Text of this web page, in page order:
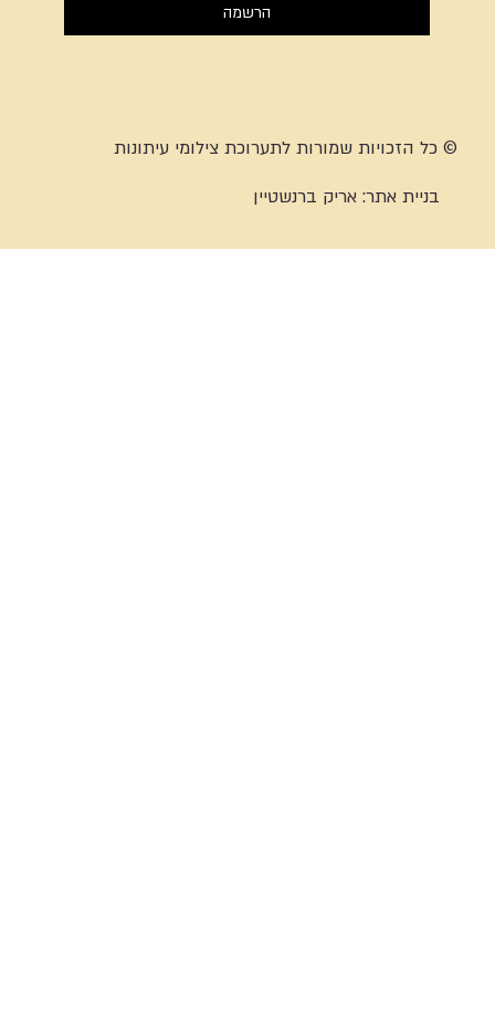
הרשמה
© כל הזכויות שמורות לתערוכת צילומי עיתונות
בניית אתר:אריק ברנשטיין